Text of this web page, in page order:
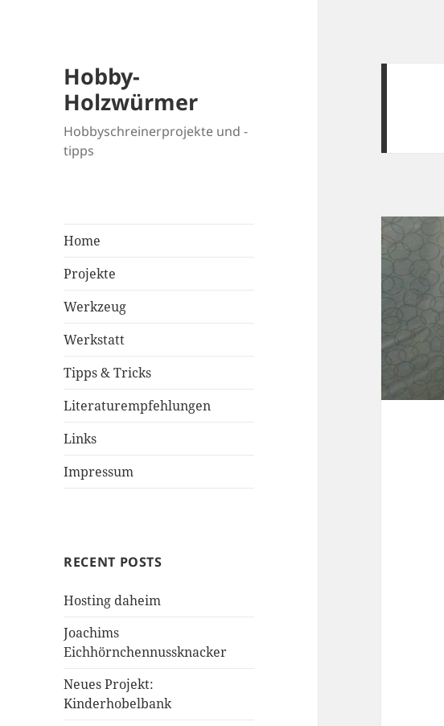
Hobby-
Holzwürmer
Hobbyschreinerprojekte und -
tipps
Home
Projekte
Werkzeug
Werkstatt
Tipps & Tricks
Literaturempfehlungen
Links
Impressum
RECENT POSTS
Hosting daheim
Joachims
Eichhörnchennussknacker
Neues Projekt:
Kinderhobelbank